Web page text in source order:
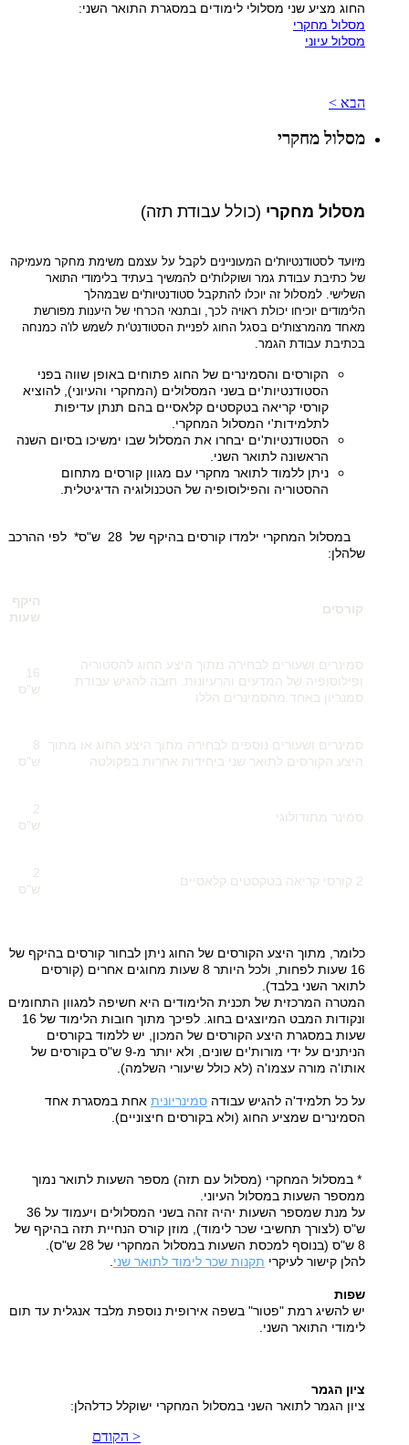
החוג מציע שני מסלולי לימודים במסגרת התואר השני:
מסלול מחקרי
מסלול עיוני
הבא >
מסלול מחקרי
מסלול מחקרי )כולל עבודת תזה)
מיועד לסטודנטיות'ים המעוניינים לקבל על עצמם משימת מחקר מעמיקה
של כתיבת עבודת גמר ושוקלות'ים להמשיך בעתיד בלימודי התואר
השלישי. למסלול זה יוכלו להתקבל סטודנטיות'ים שבמהלך
הלימודים יוכיחו יכולת ראויה לכך, ובתנאי הכרחי של היענות מפורשת
מאחד מהמרצות'ים בסגל החוג לפניית הסטודנט'ית לשמש לו'ה כמנחה
בכתיבת עבודת הגמר.
הקורסים והסמינרים של החוג פתוחים באופן שווה בפני
הסטודנטיות'ים בשני המסלולים (המחקרי והעיוני), להוציא
קורסי קריאה בטקסטים קלאסיים בהם תנתן עדיפות
לתלמידות'י המסלול המחקרי.
הסטודנטיות'ים יבחרו את המסלול שבו ימשיכו בסיום השנה
הראשונה לתואר השני.
ניתן ללמוד לתואר מחקרי עם מגוון קורסים מתחום
ההסטוריה והפילוסופיה של הטכנולוגיה הדיגיטלית.
במסלול המחקרי ילמדו קורסים בהיקף של 28 ש"ס* לפי ההרכב
שלהלן:
קורסים
היקף
שעות
סמינרים ושעורים לבחירה מתוך היצע החוג להסטוריה
ופילוסופיה של המדעים והרעיונות. חובה להגיש עבודת
סמנריון באחד מהסמינרים הללו
16
ש"ס
סמינרים ושעורים נוספים לבחירה מתוך היצע החוג או מתוך
היצע הקורסים לתואר שני ביחידות אחרות בפקולטה
8
ש"ס
סמינר מתודולוגי
2
ש"ס
2 קורסי קריאה בטקסטים קלאסיים
2
ש"ס
כלומר, מתוך היצע הקורסים של החוג ניתן לבחור קורסים בהיקף של
16 שעות לפחות, ולכל היותר 8 שעות מחוגים אחרים (קורסים
לתואר השני בלבד).
המטרה המרכזית של תכנית הלימודים היא חשיפה למגוון התחומים
ונקודות המבט המיוצגים בחוג. לפיכך מתוך חובות הלימוד של 16
שעות במסגרת היצע הקורסים של המכון, יש ללמוד בקורסים
הניתנים על ידי מורות'ים שונים, ולא יותר מ-9 ש"ס בקורסים של
אותו'ה מורה עצמו'ה (לא כולל שיעורי השלמה).
על כל תלמיד'ה להגיש עבודה סמינריונית אחת במסגרת אחד
הסמינרים שמציע החוג (ולא בקורסים חיצוניים).
* במסלול המחקרי (מסלול עם תזה) מספר השעות לתואר נמוך
ממספר השעות במסלול העיוני.
על מנת שמספר השעות יהיה זהה בשני המסלולים ויעמוד על 36
ש"ס (לצורך תחשיבי שכר לימוד), מוזן קורס הנחיית תזה בהיקף של
8 ש"ס (בנוסף למכסת השעות במסלול המחקרי של 28 ש"ס)
.
להלן קישור לעיקרי תקנות שכר לימוד לתואר שני.
שפות
יש להשיג רמת "פטור" בשפה אירופית נוספת מלבד אנגלית עד תום
לימודי התואר השני.
ציון הגמר
ציון הגמר לתואר השני במסלול המחקרי ישוקלל כדלהלן:
< הקודם